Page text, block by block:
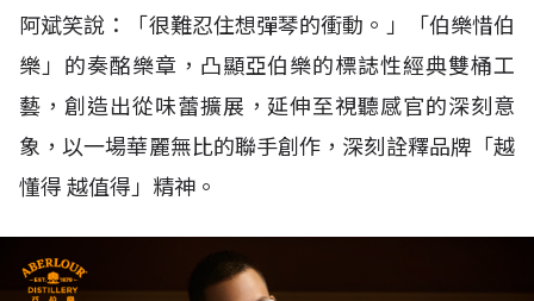
阿斌笑說：「很難忍住想彈琴的衝動。」「伯樂惜伯
樂」的奏酩樂章，凸顯亞伯樂的標誌性經典雙桶工
藝，創造出從味蕾擴展，延伸至視聽感官的深刻意
象，以一場華麗無比的聯手創作，深刻詮釋品牌「越
懂得 越值得」精神。